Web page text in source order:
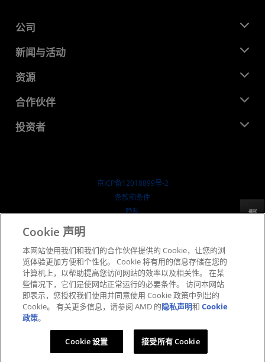
公司
关于 AMD
企业责任
就业机会
联系我们
新闻与活动
新闻中心
媒体库
资源
开发中心
成功案例
合作伙伴
AMD 合作伙伴中心
投资者
SEC 报告
京ICP备12018899号-2
​条款和条件
隐私
公开公平竞争
英国税收策略
Cookie 政策
Cookie 设置
反馈
Cookie 声明
本网站使用我们和我们的合作伙伴提供的 Cookie，让您的浏
览体验更加方便和个性化。 Cookie 将有用的信息存储在您的
计算机上，以帮助提高您访问网站的效率以及相关性。 在某
些情况下，它们是使网站正常运行的必要条件。 访问本网站
即表示，您授权我们使用并同意使用 Cookie 政策中列出的
Cookie。 有关更多信息，请参阅 AMD 的隐私声明和Cookie
政策。
Cookie 设置 接受所有 Cookie